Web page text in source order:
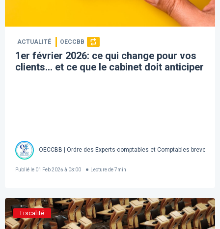
ACTUALITÉ OECCBB
1er février 2026: ce qui change pour vos
clients… et ce que le cabinet doit anticiper
OECCBB | Ordre des Experts-comptables et Comptables brevetés
Publié le 01 Feb 2026 à 08:00 Lecture de 7min
Fiscalité